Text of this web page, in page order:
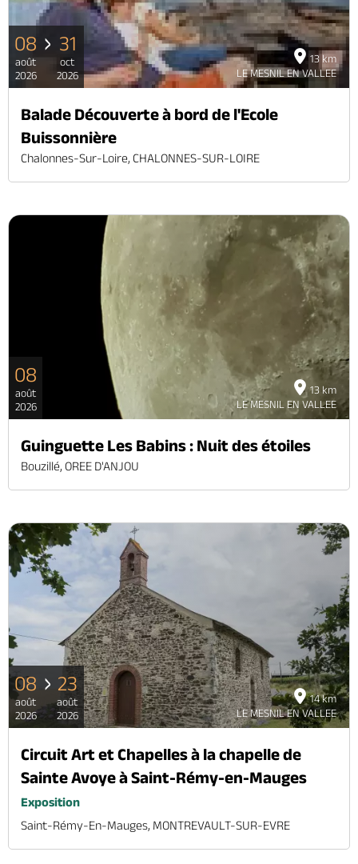
13 km
LE MESNIL EN VALLEE
08
août
2026
31
oct
2026
Balade Découverte à bord de l'Ecole
Buissonnière
Chalonnes-Sur-Loire, CHALONNES-SUR-LOIRE
13 km
LE MESNIL EN VALLEE
08
août
2026
Guinguette Les Babins : Nuit des étoiles
Bouzillé, OREE D'ANJOU
14 km
LE MESNIL EN VALLEE
08
août
2026
23
août
2026
Circuit Art et Chapelles à la chapelle de
Sainte Avoye à Saint-Rémy-en-Mauges
Exposition
Saint-Rémy-En-Mauges, MONTREVAULT-SUR-EVRE